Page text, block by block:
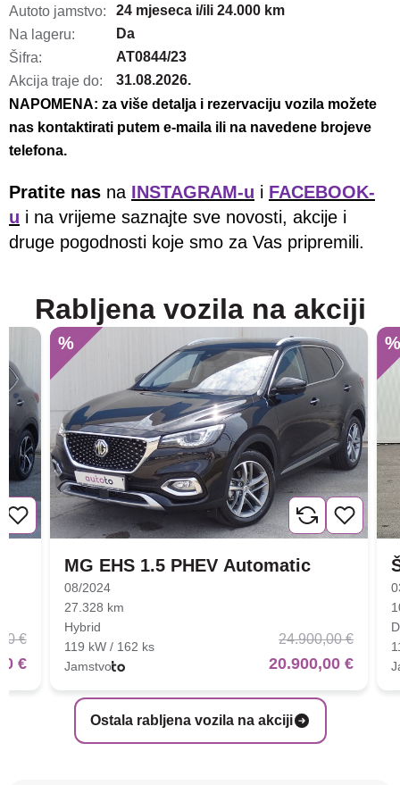
Autoto jamstvo:
24 mjeseca i/ili 24.000 km
Na lageru:
Da
Šifra:
AT0844/23
Akcija traje do:
31.08.2026.
NAPOMENA: za više detalja i rezervaciju vozila možete
nas kontaktirati putem e-maila ili na navedene brojeve
telefona.
Pratite nas na INSTAGRAM-u i FACEBOOK-
u i na vrijeme saznajte sve novosti, akcije i
druge pogodnosti koje smo za Vas pripremili.
Rabljena vozila na akciji
Ostala rabljena vozila na akciji
€
€
%
MG EHS 1.5 PHEV Automatic
08/2024
27.328 km
Hybrid
119 kW / 162 ks
Jamstvo
24.900,00 €
20.900,00 €